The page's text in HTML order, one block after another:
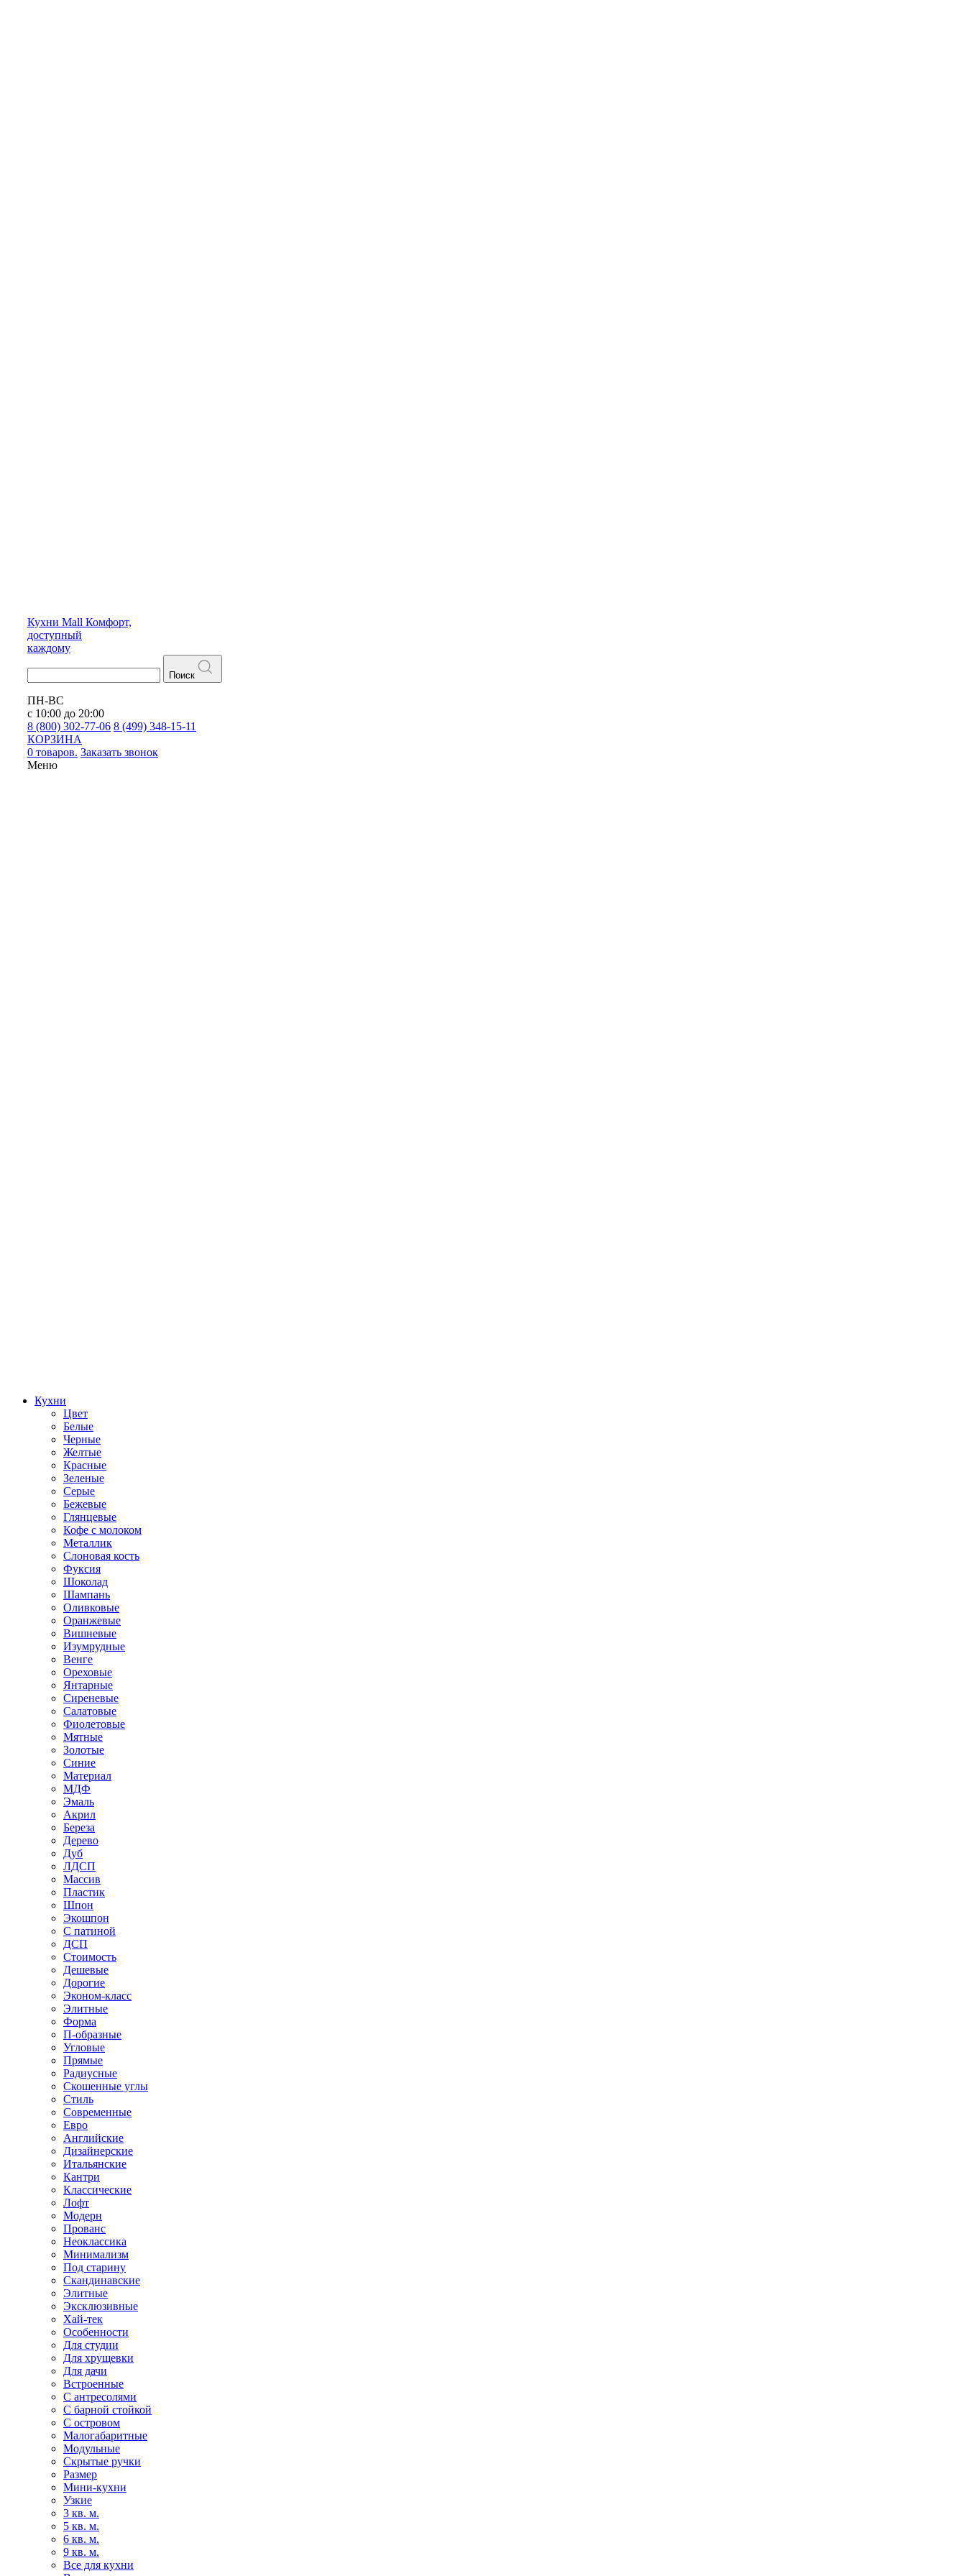
Кухни Mall Комфорт,
доступный
каждому
Поиск
ПН-ВС
с 10:00 до 20:00
8 (800) 302-77-06 8 (499) 348-15-11
КОРЗИНА
0 товаров. Заказать звонок
Меню
Кухни
Цвет
Белые
Черные
Желтые
Красные
Зеленые
Серые
Бежевые
Глянцевые
Кофе с молоком
Металлик
Слоновая кость
Фуксия
Шоколад
Шампань
Оливковые
Оранжевые
Вишневые
Изумрудные
Венге
Ореховые
Янтарные
Сиреневые
Салатовые
Фиолетовые
Мятные
Золотые
Синие
Материал
МДФ
Эмаль
Акрил
Береза
Дерево
Дуб
ЛДСП
Массив
Пластик
Шпон
Экошпон
С патиной
ДСП
Стоимость
Дешевые
Дорогие
Эконом-класс
Элитные
Форма
П-образные
Угловые
Прямые
Радиусные
Скошенные углы
Стиль
Современные
Евро
Английские
Дизайнерские
Итальянские
Кантри
Классические
Лофт
Модерн
Прованс
Неоклассика
Минимализм
Под старину
Скандинавские
Элитные
Эксклюзивные
Хай-тек
Особенности
Для студии
Для хрущевки
Для дачи
Встроенные
С антресолями
С барной стойкой
С островом
Малогабаритные
Модульные
Скрытые ручки
Размер
Мини-кухни
Узкие
3 кв. м.
5 кв. м.
6 кв. м.
9 кв. м.
Все для кухни